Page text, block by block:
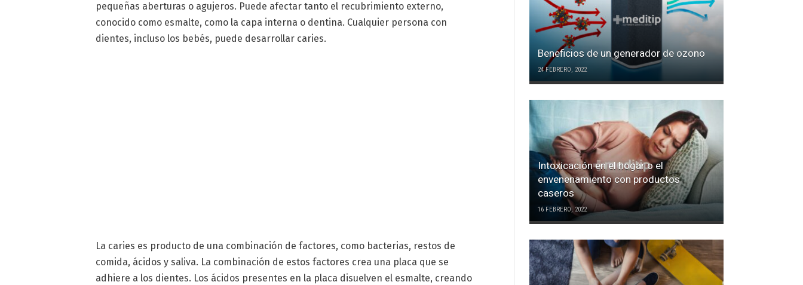
pequeñas aberturas o agujeros. Puede afectar tanto el recubrimiento externo,
conocido como esmalte, como la capa interna o dentina. Cualquier persona con
dientes, incluso los bebés, puede desarrollar caries.
La caries es producto de una combinación de factores, como bacterias, restos de
comida, ácidos y saliva. La combinación de estos factores crea una placa que se
adhiere a los dientes. Los ácidos presentes en la placa disuelven el esmalte, creando
Beneficios de un generador de ozono
24 FEBRERO, 2022
Intoxicación en el hogar o el
envenenamiento con productos
caseros
16 FEBRERO, 2022